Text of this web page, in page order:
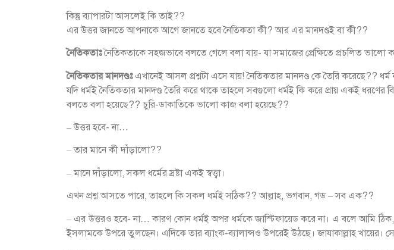
কিন্তু ব্যাপারটা আসলেই কি তাই??
এর উত্তর জানতে আপনাকে আগে জানতে হবে নৈতিকতা কী? আর এর মানদণ্ডই বা কী??
নৈতিকতাঃনৈতিকতাকে সহজভাবে বলতে গেলে বলা যায়- যা সমাজের প্রেক্ষিতে প্রচলিত ভালো
নৈতিকতার মানদণ্ডঃএখানেই আসল প্রশ্নটা এসে যায়! নৈতিকতার মানদণ্ড কে তৈরি করেছে?? ধর্ম
যদি ধর্মই নৈতিকতার মানদণ্ড তৈরি করে থাকে তাহলে সবগুলো ধর্মই কি করে প্রায় একই
বলতে বলা হয়েছে?? চুরি-ডাকাতিকে ভালো কাজ বলা হয়েছে??
– উত্তর হবে- না…
– তার মানে কী দাঁড়ালো??
– মানে দাঁড়ালো, সকল ধর্মের স্রষ্টা একই স্বত্ত্বা।
এখন প্রশ্ন আসতে পারে, তাহলে কি সকল ধর্মই সঠিক?? আল্লাহ, ভগবান, গড – সব এক??
– এর উত্তরও হবে- না… কারণ কোন ধর্মই অপর ধর্মকে জাস্টিফায়েড করে না। এ বলে আমি
ইসলামকে উপরে তুলছেন। এদিকে তার ব্যাংক-ব্যালান্সও উপরেই উঠছে। জাযাকাল্লাহ